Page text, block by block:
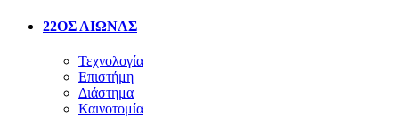
22ΟΣ ΑΙΩΝΑΣ
Τεχνολογία
Επιστήμη
Διάστημα
Καινοτομία